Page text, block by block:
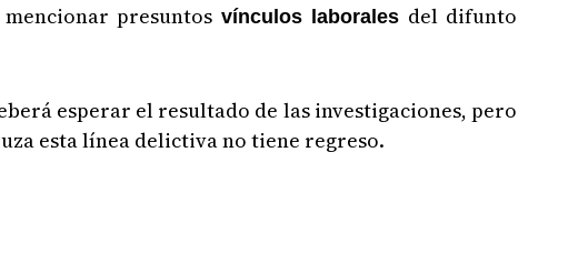
presuntos vínculos laborales del difunto
esperar el resultado de las investigaciones, pero
esta línea delictiva no tiene regreso.